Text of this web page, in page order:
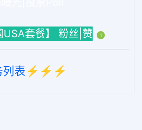
USA套餐】 粉丝|赞 1
列表⚡️⚡️⚡️